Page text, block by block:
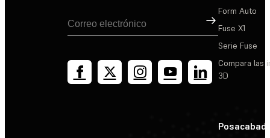
Suscribirse
Form Auto
Fuse X1
Serie Fuse
Compara las
3D